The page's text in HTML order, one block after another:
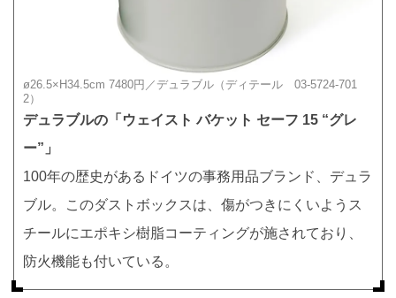
ø26.5×H34.5cm 7480円／デュラブル（ディテール 03-5724-701
2）
デュラブルの「ウェイスト バケット セーフ 15 “グレ
ー”」
100年の歴史があるドイツの事務用品ブランド、デュラ
ブル。このダストボックスは、傷がつきにくいようス
チールにエポキシ樹脂コーティングが施されており、
防火機能も付いている。